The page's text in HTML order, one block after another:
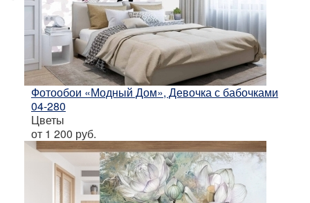
Фотообои «Модный Дом», Девочка с бабочками
04-280
Цветы
от 1 200 руб.